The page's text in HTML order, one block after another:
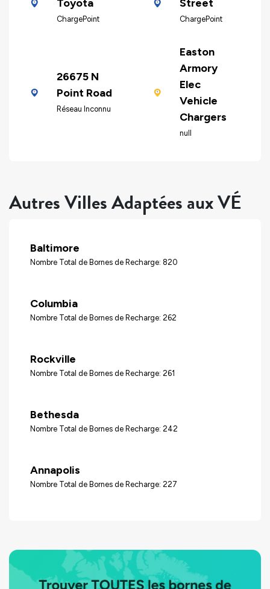
Toyota
ChargePoint
Street
ChargePoint
26675 N
Point Road
Réseau Inconnu
Easton
Armory
Elec
Vehicle
Chargers
null
Autres Villes Adaptées aux VÉ
Baltimore
Nombre Total de Bornes de Recharge: 820
Columbia
Nombre Total de Bornes de Recharge: 262
Rockville
Nombre Total de Bornes de Recharge: 261
Bethesda
Nombre Total de Bornes de Recharge: 242
Annapolis
Nombre Total de Bornes de Recharge: 227